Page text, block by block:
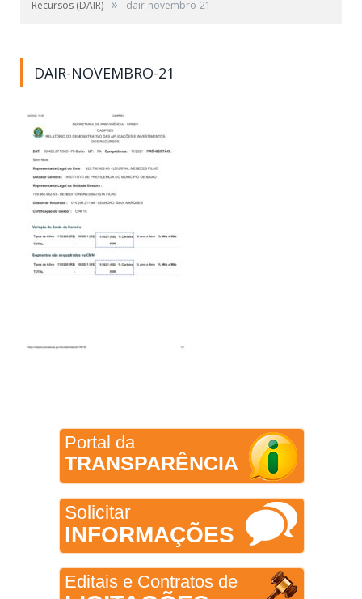
Recursos (DAIR) » dair-novembro-21
DAIR-NOVEMBRO-21
Portal da
TRANSPARÊNCIA
Solicitar
INFORMAÇÕES
Editais e Contratos de